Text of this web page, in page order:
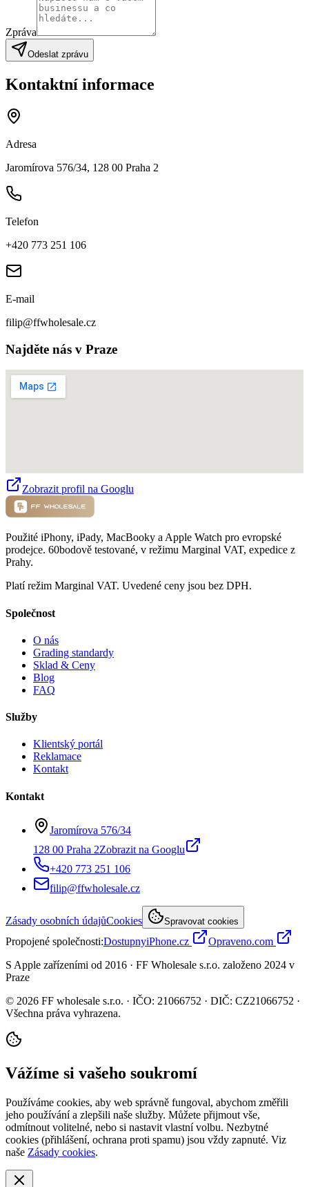
Zpráva
Odeslat zprávu
Kontaktní informace
Adresa
Jaromírova 576/34, 128 00 Praha 2
Telefon
+420 773 251 106
E-mail
filip@ffwholesale.cz
Najděte nás v Praze
Zobrazit profil na Googlu
Použité iPhony, iPady, MacBooky a Apple Watch pro evropské
prodejce. 60bodově testované, v režimu Marginal VAT, expedice z
Prahy.
Platí režim Marginal VAT. Uvedené ceny jsou bez DPH.
Společnost
O nás
Grading standardy
Sklad & Ceny
Blog
FAQ
Služby
Klientský portál
Reklamace
Kontakt
Kontakt
Jaromírova 576/34
128 00 Praha 2Zobrazit na Googlu
+420 773 251 106
filip@ffwholesale.cz
Zásady osobních údajůCookies Spravovat cookies
Propojené společnosti:DostupnyiPhone.cz
Opraveno.com
S Apple zařízeními od 2016 · FF Wholesale s.r.o. založeno 2024 v
Praze
© 2026 FF wholesale s.r.o. · IČO: 21066752 · DIČ: CZ21066752 ·
Všechna práva vyhrazena.
Vážíme si vašeho soukromí
Používáme cookies, aby web správně fungoval, abychom změřili
jeho používání a zlepšili naše služby. Můžete přijmout vše,
odmítnout volitelné, nebo si nastavit vlastní volbu. Nezbytné
cookies (přihlášení, ochrana proti spamu) jsou vždy zapnuté. Viz
naše Zásady cookies.